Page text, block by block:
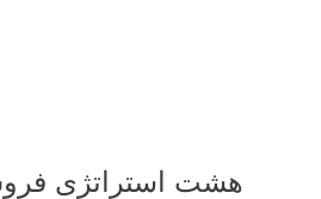
هشت استراتژی